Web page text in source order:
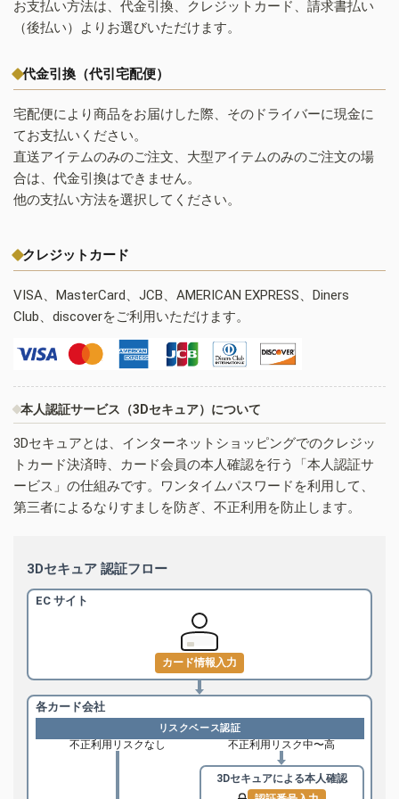
お支払い方法は、代金引換、クレジットカード、請求書払い
（後払い）よりお選びいただけます。
代金引換（代引宅配便）
宅配便により商品をお届けした際、そのドライバーに現金に
てお支払いください。
直送アイテムのみのご注文、大型アイテムのみのご注文の場
合は、代金引換はできません。
他の支払い方法を選択してください。
クレジットカード
VISA、MasterCard、JCB、AMERICAN EXPRESS、Diners
Club、discoverをご利用いただけます。
本人認証サービス（3Dセキュア）について
3Dセキュアとは、インターネットショッピングでのクレジッ
トカード決済時、カード会員の本人確認を行う「本人認証サ
ービス」の仕組みです。ワンタイムパスワードを利用して、
第三者によるなりすましを防ぎ、不正利用を防止します。
3Dセキュア 認証フロー
EC サイト
カード情報入力
各カード会社
リスクベース認証
不正利用リスクなし 不正利用リスク中〜高
3Dセキュアによる本人確認